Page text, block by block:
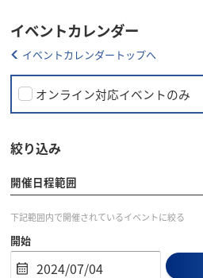
イベントカレンダー
イベントカレンダートップへ
オンライン対応イベントのみ
絞り込み
開催日程範囲
下記範囲内で開催されているイベントに絞る
開始